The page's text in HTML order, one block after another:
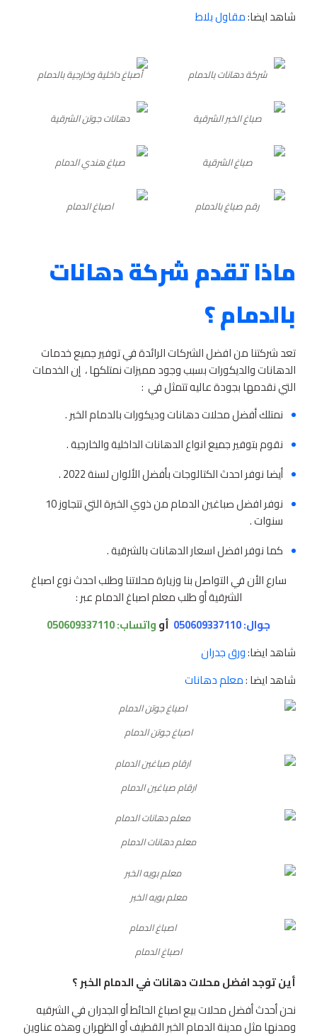
شاهد ايضا:مقاول بلاط
شركة دهانات بالدمام أصباغ داخلية وخارجية بالدمام
صباغ الخبر الشرقية دهانات جوتن الشرقية
صباغ الشرقية صباغ هندي الدمام
رقم صباغ بالدمام اصباغ الدمام
ماذا تقدم شركة دهانات
بالدمام ؟
تعد شركتنا من افضل الشركات الرائدة في توفير جميع خدمات
الدهانات والديكورات بسبب وجود مميزات نمتلكها ، إن الخدمات
التي نقدمها بجودة عاليه تتمثل في :
نمتلك أفضل محلات دهانات وديكورات بالدمام الخبر .
نقوم بتوفير جميع انواع الدهانات الداخلية والخارجية .
أيضا نوفر احدث الكتالوجات بأفضل الألوان لسنة 2022 .
نوفر افضل صباغين الدمام من ذوي الخبرة التي تتجاوز 10
سنوات .
كما نوفر افضل اسعار الدهانات بالشرقية .
سارع الأن في التواصل بنا وزيارة محلاتنا وطلب احدث نوع اصباغ
الشرقية أو طلب معلم اصباغ الدمام عبر :
جوال: 050609337110
أوواتساب:050609337110
شاهد ايضا:ورق جدران
شاهد ايضا :معلم دهانات
اصباغ جوتن الدمام
ارقام صباغين الدمام
معلم دهانات الدمام
معلم بويه الخبر
اصباغ الدمام
أين توجد افضل محلات دهانات في الدمام الخبر ؟
نحن أحدث أفضل محلات بيع اصباغ الحائط أو الجدران في الشرقيه
ومدنها مثل مدينة الدمام الخبر القطيف أو الظهران وهذه عناوين